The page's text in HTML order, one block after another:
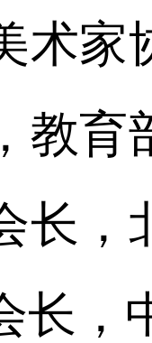
术家
教育
长，
长，